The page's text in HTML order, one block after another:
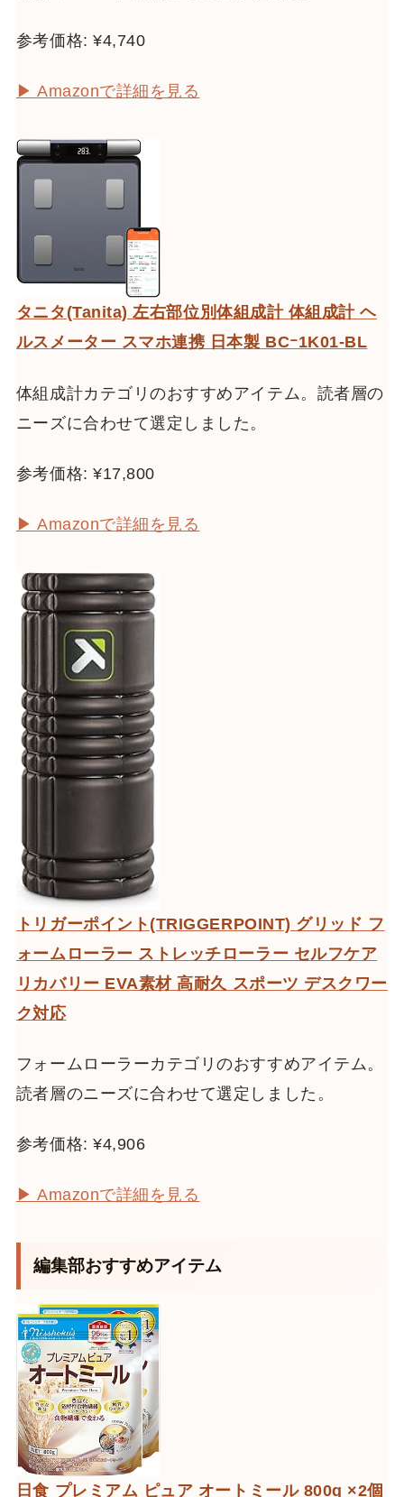
参考価格: ¥4,740
▶ Amazonで詳細を見る
タニタ(Tanita) 左右部位別体組成計 体組成計 ヘ
ルスメーター スマホ連携 日本製 BCｰ1K01-BL
体組成計カテゴリのおすすめアイテム。読者層の
ニーズに合わせて選定しました。
参考価格: ¥17,800
▶ Amazonで詳細を見る
トリガーポイント(TRIGGERPOINT) グリッド フ
ォームローラー ストレッチローラー セルフケア
リカバリー EVA素材 高耐久 スポーツ デスクワー
ク対応
フォームローラーカテゴリのおすすめアイテム。
読者層のニーズに合わせて選定しました。
参考価格: ¥4,906
▶ Amazonで詳細を見る
編集部おすすめアイテム
日食 プレミアム ピュア オートミール 800g ×2個